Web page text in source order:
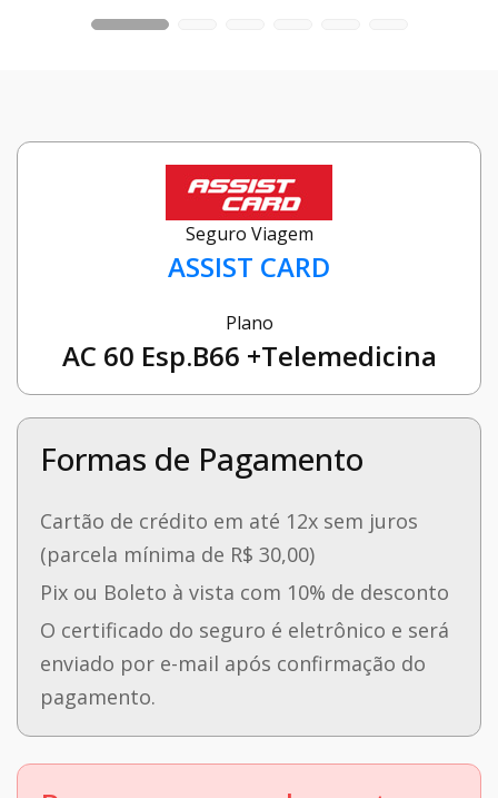
Seguro Viagem
ASSIST CARD
Plano
AC 60 Esp.B66 +Telemedicina
Formas de Pagamento
Cartão de crédito em até 12x sem juros
(parcela mínima de R$ 30,00)
Pix ou Boleto à vista com 10% de desconto
O certificado do seguro é eletrônico e será
enviado por e-mail após confirmação do
pagamento.